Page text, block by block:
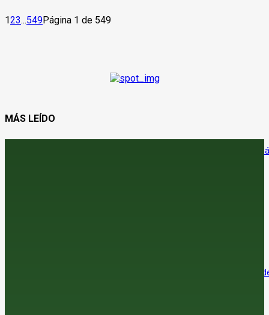
123...549Página 1 de 549
MÁS LEÍDO
La certificación del ibérico da un paso adelante con un protocolo
El sector agroalimentario se afianza como el principal exportador